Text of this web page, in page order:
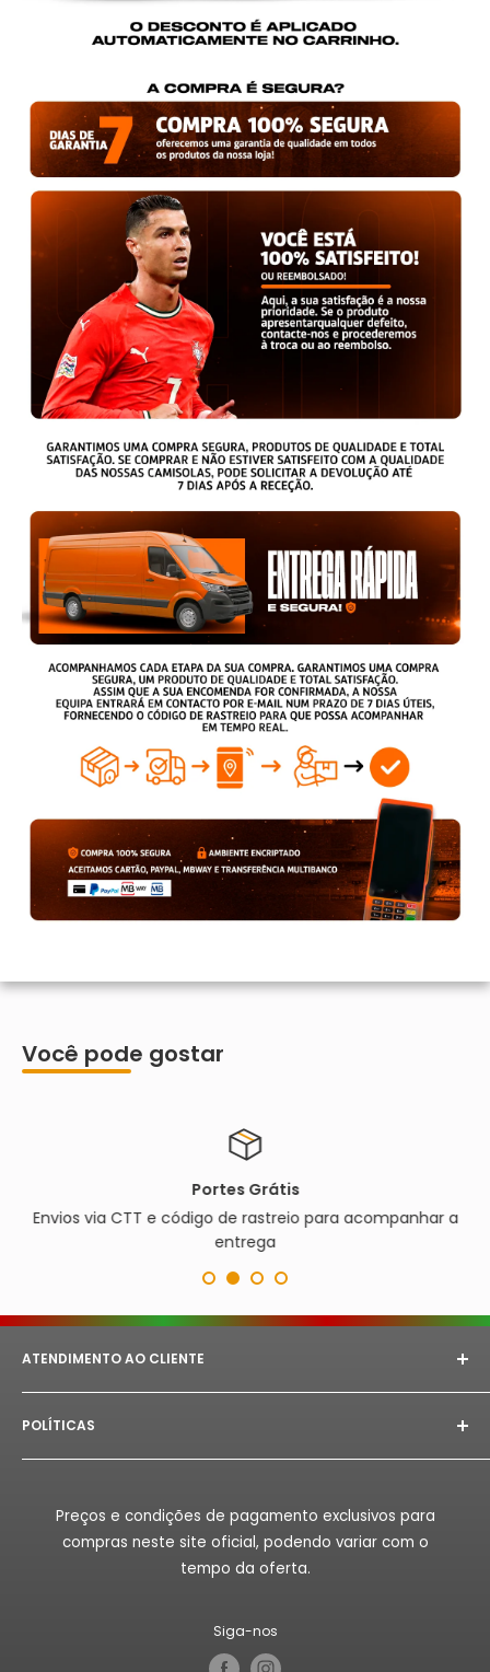
Você pode gostar
Portes Grátis
Envios via CTT e código de rastreio para acompanhar a
entrega
ATENDIMENTO AO CLIENTE
E-mail:astorept@outlook.com
Whatsapp:
Horário de Atendimento:Segunda à Sex das 08h as
POLÍTICAS
Aviso Legal
Politica de Reembolso
Preços e condições de pagamento exclusivos para
compras neste site oficial, podendo variar com o
tempo da oferta.
Siga-nos